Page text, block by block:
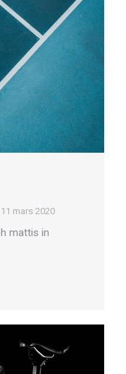
11 mars 2020
mattis in